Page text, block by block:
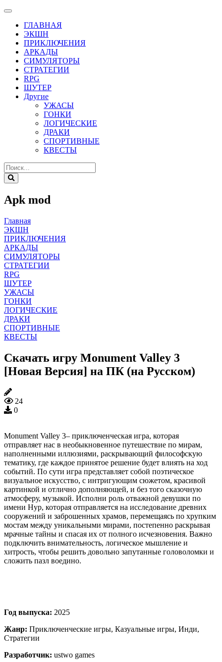
ГЛАВНАЯ
ЭКШН
ПРИКЛЮЧЕНИЯ
АРКАДЫ
СИМУЛЯТОРЫ
СТРАТЕГИИ
RPG
ШУТЕР
Другие
УЖАСЫ
ГОНКИ
ЛОГИЧЕСКИЕ
ДРАКИ
СПОРТИВНЫЕ
КВЕСТЫ
Apk mod
Главная
ЭКШН
ПРИКЛЮЧЕНИЯ
АРКАДЫ
СИМУЛЯТОРЫ
СТРАТЕГИИ
RPG
ШУТЕР
УЖАСЫ
ГОНКИ
ЛОГИЧЕСКИЕ
ДРАКИ
СПОРТИВНЫЕ
КВЕСТЫ
Скачать игру Monument Valley 3
[Новая Версия] на ПК (на Русском)
24
0
Monument Valley 3– приключенческая игра, которая
отправляет нас в необыкновенное путешествие по мирам,
наполненными иллюзиями, раскрывающий философскую
тематику, где каждое принятое решение будет влиять на ход
событий. По сути игра представляет собой поэтическое
визуальное искусство, с интригующим сюжетом, красивой
картинкой и отлично дополняющей, и без того сказочную
атмосферу, музыкой. Исполни роль отважной девушки по
имени Нур, которая отправляется на исследование древних
сооружений и заброшенных храмов, перемещаясь по хрупким
мостам между уникальными мирами, постепенно раскрывая
мрачные тайны и спасая их от полного исчезновения. Важно
подключить внимательность, логическое мышление и
хитрость, чтобы решить довольно запутанные головоломки и
сложить пазл воедино.
Год выпуска: 2025
Жанр: Приключенческие игры, Казуальные игры, Инди,
Стратегии
Разработчик: ustwo games